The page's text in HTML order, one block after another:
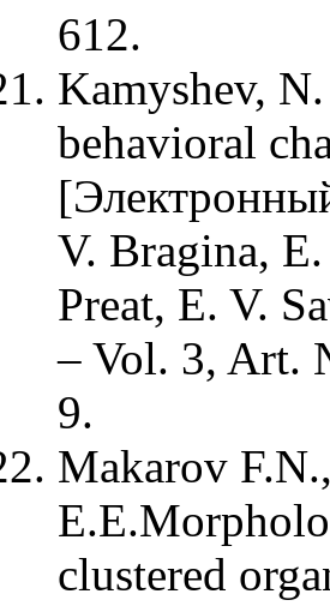
612.
Kamyshev,
behavioral
V. Bragina,
Preat, E. V.
– Vol. 3, Art.
9.
Makarov
clustered